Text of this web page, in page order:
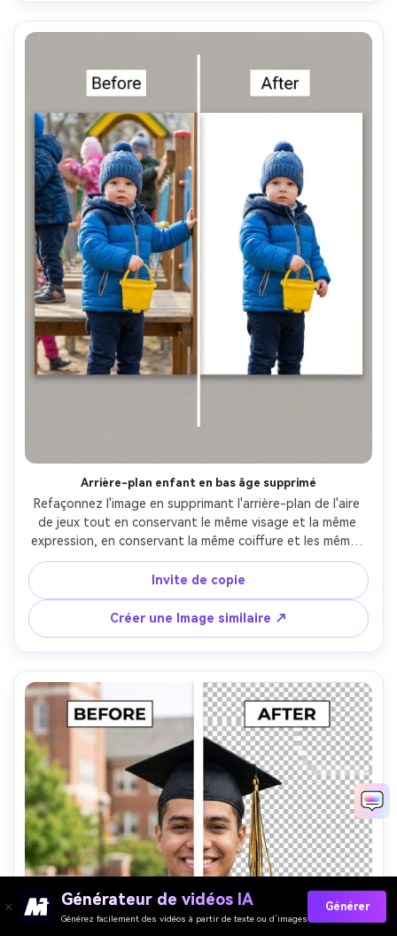
Arrière-plan enfant en bas âge supprimé
Refaçonnez l'image en supprimant l'arrière-plan de l'aire
de jeux tout en conservant le même visage et la même
expression, en conservant la même coiffure et les mêmes
détails de la tenue, en préservant l'éclairage et le ton de
peau d'origine, en protégeant les bords des jouets, les
cheveux et les coutures des vêtements- -ar 4:5
Invite de copie
Créer une Image similaire ↗
Générateur de vidéos IA
Générez facilement des vidéos à partir de texte ou d’images
Générer